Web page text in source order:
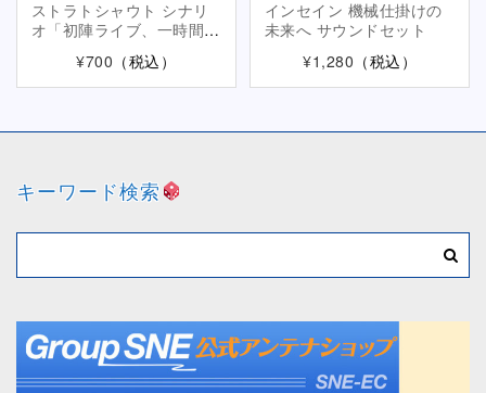
ストラトシャウト シナリ
オ「初陣ライブ、一時間
¥700 （税込）
インセイン 機械仕掛けの
未来へ サウンドセット
¥1,280 （税込）
キーワード検索